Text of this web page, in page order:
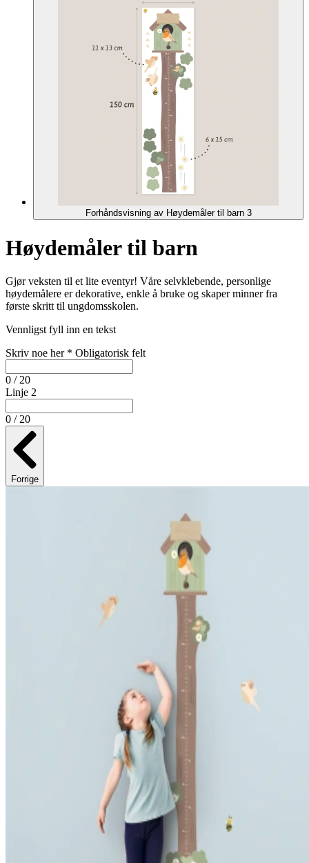
Forhåndsvisning av Høydemåler til barn 3
Høydemåler til barn
Gjør veksten til et lite eventyr! Våre selvklebende, personlige
høydemålere er dekorative, enkle å bruke og skaper minner fra
første skritt til ungdomsskolen.
Vennligst fyll inn en tekst
Skriv noe her * Obligatorisk felt
0 / 20
Linje 2
0 / 20
Forrige